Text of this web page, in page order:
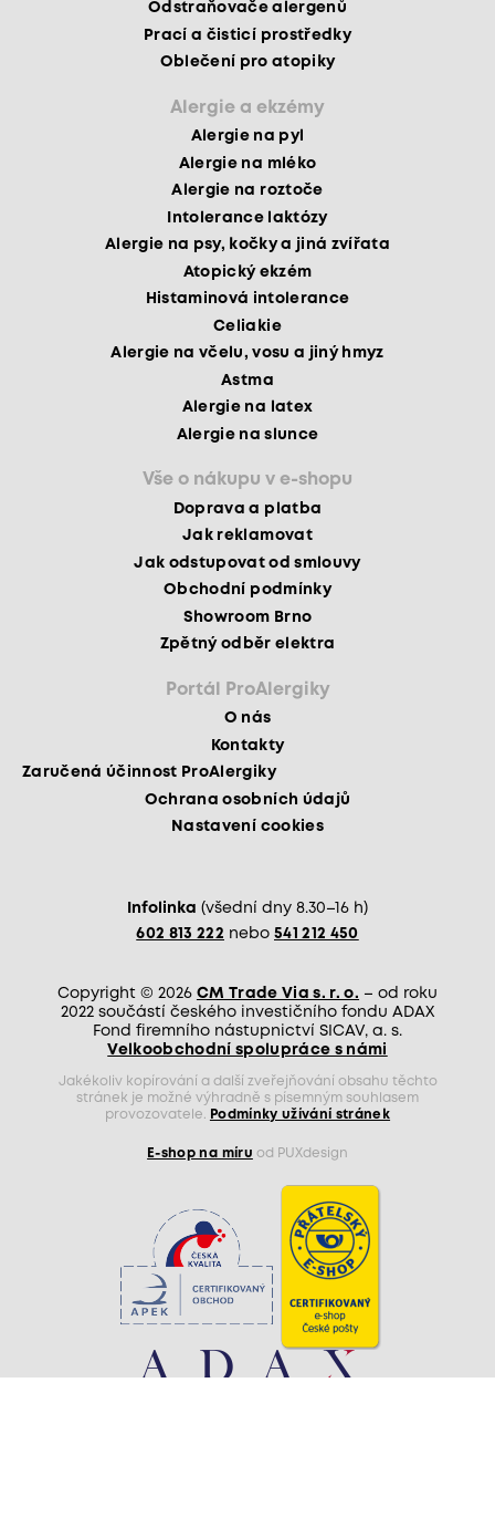
Odstraňovače alergenů
Prací a čisticí prostředky
Oblečení pro atopiky
Alergie a ekzémy
Alergie na pyl
Alergie na mléko
Alergie na roztoče
Intolerance laktózy
Alergie na psy, kočky a jiná zvířata
Atopický ekzém
Histaminová intolerance
Celiakie
Alergie na včelu, vosu a jiný hmyz
Astma
Alergie na latex
Alergie na slunce
Vše o nákupu v e-shopu
Doprava a platba
Jak reklamovat
Jak odstupovat od smlouvy
Obchodní podmínky
Showroom Brno
Zpětný odběr elektra
Portál ProAlergiky
O nás
Kontakty
Zaručená účinnost ProAlergiky
Ochrana osobních údajů
Nastavení cookies
Infolinka (všední dny 8.30–16 h)
602 813 222 nebo 541 212 450
Copyright © 2026 CM Trade Via s. r. o. – od roku
2022 součástí českého investičního fondu ADAX
Fond firemního nástupnictví SICAV, a. s.
Velkoobchodní spolupráce s námi
Jakékoliv kopírování a další zveřejňování obsahu těchto
stránek je možné výhradně s písemným souhlasem
provozovatele.
Podmínky užívání stránek
E-shop na míru od PUXdesign